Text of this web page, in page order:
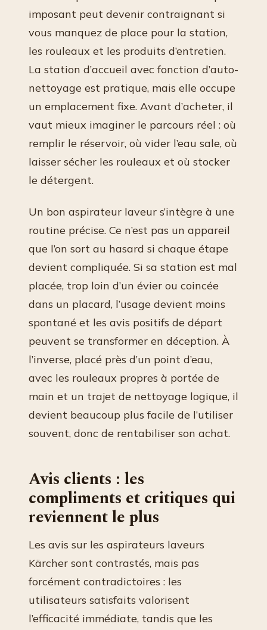
imposant peut devenir contraignant si
vous manquez de place pour la station,
les rouleaux et les produits d’entretien.
La station d’accueil avec fonction d’auto-
nettoyage est pratique, mais elle occupe
un emplacement fixe. Avant d’acheter, il
vaut mieux imaginer le parcours réel : où
remplir le réservoir, où vider l’eau sale, où
laisser sécher les rouleaux et où stocker
le détergent.
Un bon aspirateur laveur s’intègre à une
routine précise. Ce n’est pas un appareil
que l’on sort au hasard si chaque étape
devient compliquée. Si sa station est mal
placée, trop loin d’un évier ou coincée
dans un placard, l’usage devient moins
spontané et les avis positifs de départ
peuvent se transformer en déception. À
l’inverse, placé près d’un point d’eau,
avec les rouleaux propres à portée de
main et un trajet de nettoyage logique, il
devient beaucoup plus facile de l’utiliser
souvent, donc de rentabiliser son achat.
Avis clients : les
compliments et critiques qui
reviennent le plus
Les avis sur les aspirateurs laveurs
Kärcher sont contrastés, mais pas
forcément contradictoires : les
utilisateurs satisfaits valorisent
l’efficacité immédiate, tandis que les